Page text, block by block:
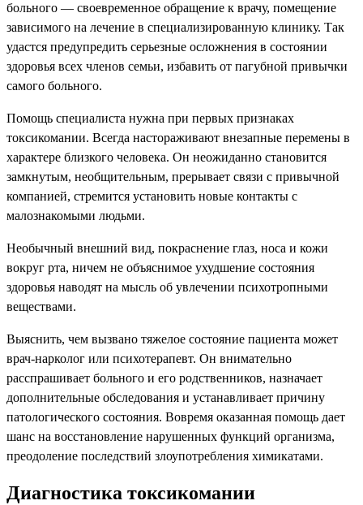
больного — своевременное обращение к врачу, помещение
зависимого на лечение в специализированную клинику. Так
удастся предупредить серьезные осложнения в состоянии
здоровья всех членов семьи, избавить от пагубной привычки
самого больного.
Помощь специалиста нужна при первых признаках
токсикомании. Всегда настораживают внезапные перемены в
характере близкого человека. Он неожиданно становится
замкнутым, необщительным, прерывает связи с привычной
компанией, стремится установить новые контакты с
малознакомыми людьми.
Необычный внешний вид, покраснение глаз, носа и кожи
вокруг рта, ничем не объяснимое ухудшение состояния
здоровья наводят на мысль об увлечении психотропными
веществами.
Выяснить, чем вызвано тяжелое состояние пациента может
врач-нарколог или психотерапевт. Он внимательно
расспрашивает больного и его родственников, назначает
дополнительные обследования и устанавливает причину
патологического состояния. Вовремя оказанная помощь дает
шанс на восстановление нарушенных функций организма,
преодоление последствий злоупотребления химикатами.
Диагностика токсикомании